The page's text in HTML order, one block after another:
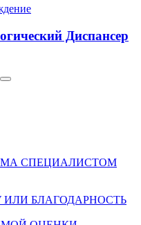
Диспансер
СПЕЦИАЛИСТОМ
БЛАГОДАРНОСТЬ